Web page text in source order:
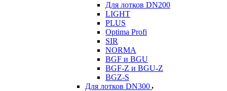
Для лотков DN200
LIGHT
PLUS
Optima Profi
SIR
NORMA
BGF и BGU
BGF-Z и BGU-Z
BGZ-S
Для лотков DN300